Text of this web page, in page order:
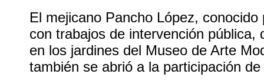
El mejicano Pancho López,
con trabajos de intervención pública,
en los jardines del Museo de Arte
también se abrió a la participación